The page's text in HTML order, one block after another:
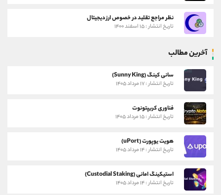
نظر مراجع تقلید در خصوص ارز دیجیتال
تاریخ انتشار : ۱۵ اسفند ۱۴۰۰
آخرین مطالب
سانی کینگ (Sunny King)
تاریخ انتشار : ۱۷ مرداد ۱۴۰۵
فناوری کریپتونوت
تاریخ انتشار : ۱۵ مرداد ۱۴۰۵
هویت یوپورت (uPort)
تاریخ انتشار : ۱۴ مرداد ۱۴۰۵
استیکینگ امانی (Custodial Staking)
تاریخ انتشار : ۱۴ مرداد ۱۴۰۵